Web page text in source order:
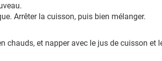
Arrêter la cuisson, puis bien mélanger.
chauds, et napper avec le jus de cuisson et